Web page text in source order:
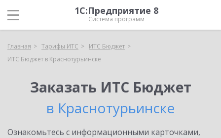
1С:Предприятие 8
Система программ
Главная Тарифы ИТС
ИТС Бюджет
ИТС Бюджет в Краснотурьинске
Заказать ИТС Бюджет
в Краснотурьинске
Ознакомьтесь с информационными карточками,